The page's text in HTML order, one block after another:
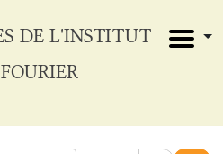
DE L'INSTITUT
FOURIER